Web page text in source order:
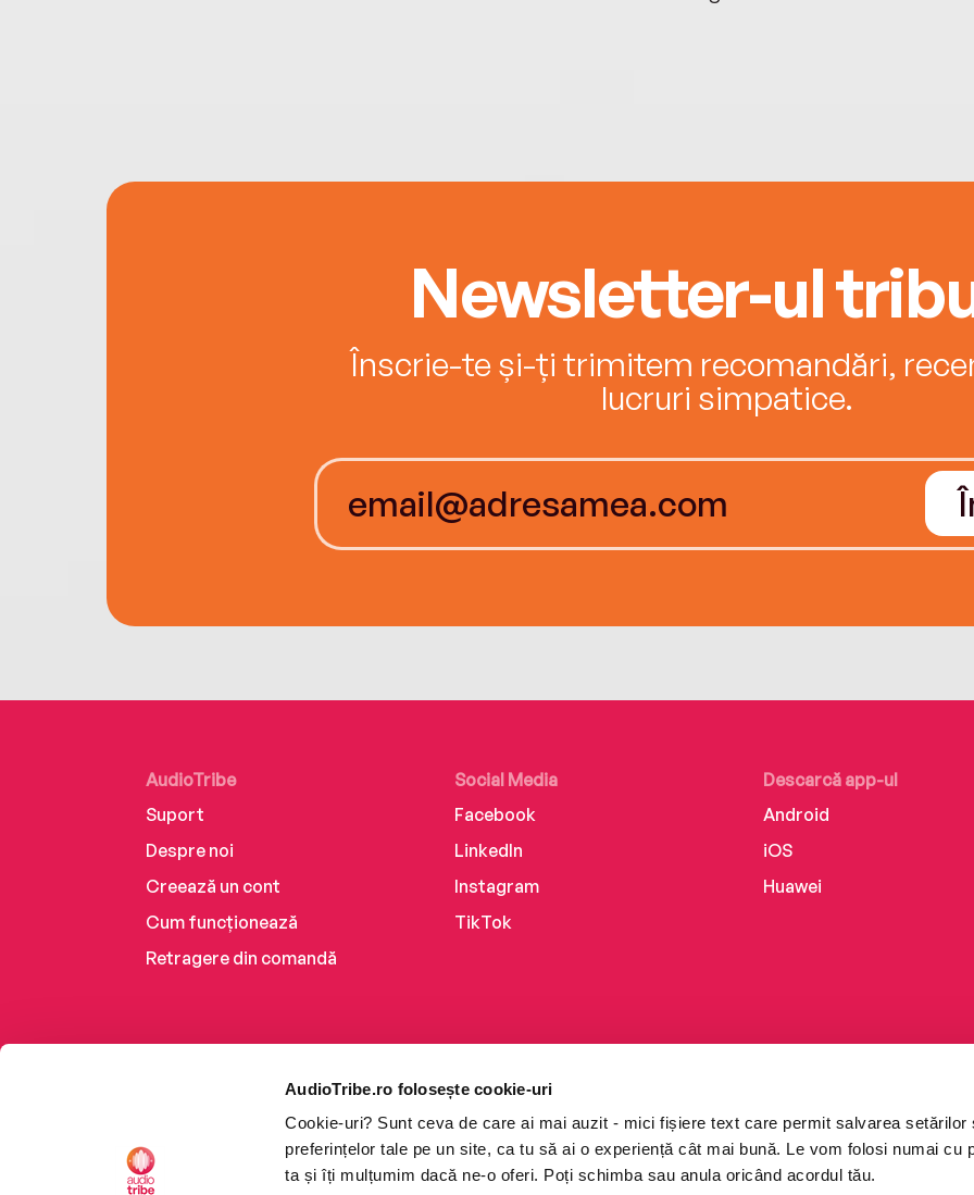
AudioTribe.ro folosește cookie-uri
Cookie-uri? Sunt ceva de care ai mai auzit - mici fișiere text care permit salvarea setărilor
preferințelor tale pe un site, ca tu să ai o experiență cât mai bună. Le vom folosi numai cu
ta și îți mulțumim dacă ne-o oferi. Poți schimba sau anula oricând acordul tău.
Newsletter-ul
Înscrie-te și-ți trimitem recomandări,
lucruri simpatice.
AudioTribe
Suport
Despre noi
Creează un cont
Cum funcționează
Retragere din comandă
Social Media
Facebook
LinkedIn
Instagram
TikTok
Descarcă app-ul
Android
iOS
Huawei